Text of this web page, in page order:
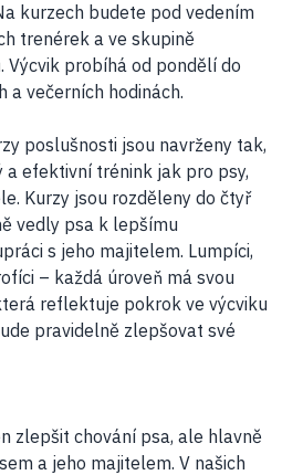
kurzech budete pod vedením
trenérek a ve skupině
Výcvik probíhá od pondělí do
a večerních hodinách.
poslušnosti jsou navrženy tak,
efektivní trénink jak pro psy,
Kurzy jsou rozděleny do čtyř
vedly psa k lepšímu
s jeho majitelem. Lumpíci,
– každá úroveň má svou
reflektuje pokrok ve výcviku
pravidelně zlepšovat své
zlepšit chování psa, ale hlavně
a jeho majitelem. V našich